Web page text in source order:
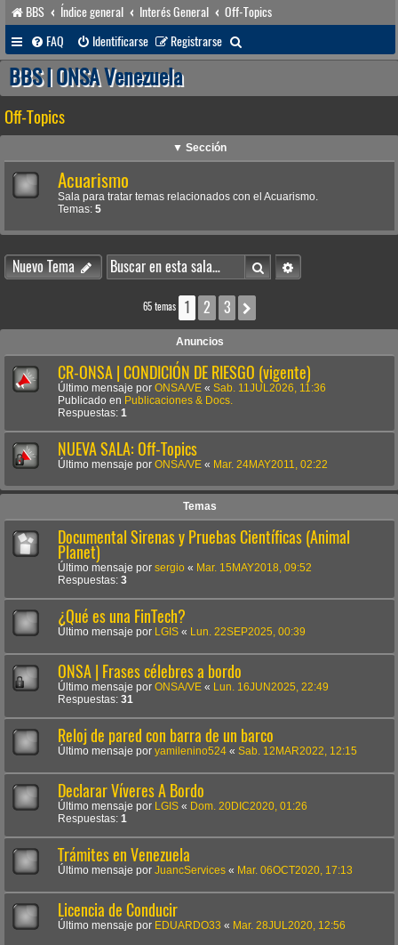
BBS Índice general Interés General
Off-Topics
FAQ
Identificarse Registrarse
u
a
r
BBS | ONSA Venezuela
Off-Topics
▼ Sección
Acuarismo
Sala para tratar temas relacionados con el Acuarismo.
Temas: 5
Nuevo Tema BuscarBúsqueda avanzada
65 temas 1 2 3
Anuncios
CR-ONSA | CONDICIÓN DE RIESGO (vigente)
Último mensaje por ONSA/VE « Sab. 11JUL2026, 11:36
Publicado en Publicaciones & Docs.
Respuestas: 1
NUEVA SALA: Off-Topics
Último mensaje por ONSA/VE « Mar. 24MAY2011, 02:22
Temas
Documental Sirenas y Pruebas Científicas (Animal
Planet)
Último mensaje por sergio « Mar. 15MAY2018, 09:52
Respuestas: 3
¿Qué es una FinTech?
Último mensaje por LGIS « Lun. 22SEP2025, 00:39
ONSA | Frases célebres a bordo
Último mensaje por ONSA/VE «
Lun. 16JUN2025, 22:49
Respuestas: 31
Reloj de pared con barra de un barco
Último mensaje por yamilenino524 « Sab. 12MAR2022, 12:15
Declarar Víveres A Bordo
Último mensaje por LGIS « Dom. 20DIC2020, 01:26
Respuestas: 1
Trámites en Venezuela
Último mensaje por JuancServices « Mar. 06OCT2020, 17:13
Licencia de Conducir
Último mensaje por EDUARDO33 « Mar. 28JUL2020, 12:56